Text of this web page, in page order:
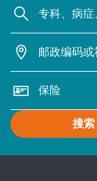
搜索